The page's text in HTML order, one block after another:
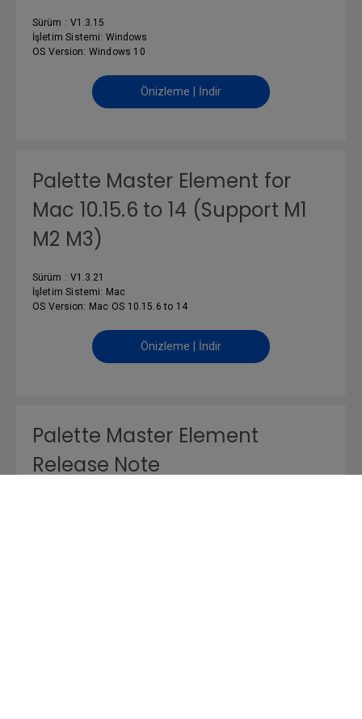
Sürüm : V1.3.15
İşletim Sistemi: Windows
OS Version: Windows 10
Önizleme | İndir
Palette Master Element for
Mac 10.15.6 to 14 (Support M1
M2 M3)
Sürüm : V1.3.21
İşletim Sistemi: Mac
OS Version: Mac OS 10.15.6 to 14
Önizleme | İndir
Palette Master Element
Release Note